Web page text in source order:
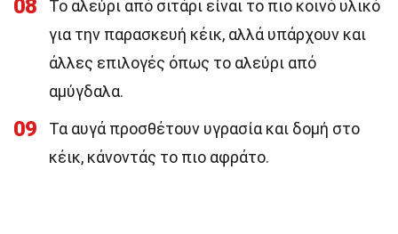
08
Το αλεύρι από σιτάρι είναι το πιο κοινό υλικό
για την παρασκευή κέικ, αλλά υπάρχουν και
άλλες επιλογές όπως το αλεύρι από
αμύγδαλα.
09
Τα αυγά προσθέτουν υγρασία και δομή στο
κέικ, κάνοντάς το πιο αφράτο.